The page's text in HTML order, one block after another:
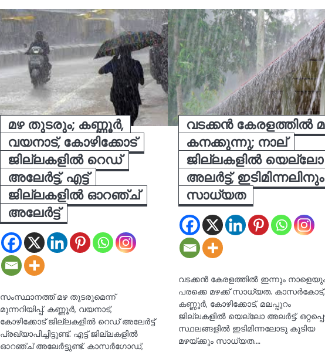
മഴ തുടരും; കണ്ണൂർ,
വയനാട്, കോഴിക്കോട്
ജില്ലകളിൽ റെഡ്
അലേ‍ർട്ട്, എട്ട്
ജില്ലകളിൽ ഓറഞ്ച്
അലേ‍ർട്ട്
സംസ്ഥാനത്ത് മഴ തുടരുമെന്ന്
മുന്നറിയിപ്പ്. കണ്ണൂർ, വയനാട്,
കോഴിക്കോട് ജില്ലകളിൽ റെഡ് അലേ‍ർട്ട്
പ്രഖ്യാപിച്ചിട്ടുണ്ട്. എട്ട് ജില്ലകളിൽ
ഓറഞ്ച് അലേ‍ർട്ടുണ്ട്. കാസർഗോഡ്,
വടക്കൻ കേരളത്തിൽ
കനക്കുന്നു; നാല്
ജില്ലകളിൽ യെല്ലോ
അലർട്ട്, ഇടിമിന്നലിനും
സാധ്യത
വടക്കൻ കേരളത്തിൽ ഇന്നും
പരക്കെ മഴക്ക് സാധ്യത. കാസർകോട്,
കണ്ണൂർ, കോഴിക്കോട്, മലപ്പുറം
ജില്ലകളിൽ യെല്ലോ അലർട്ട്.
സ്ഥലങ്ങളിൽ ഇടിമിന്നലോടു കൂടിയ
മഴയ്ക്കും സാധ്യത.…